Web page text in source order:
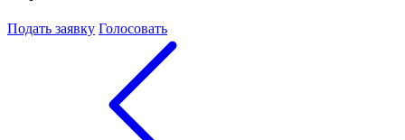
Подать заявку Голосовать